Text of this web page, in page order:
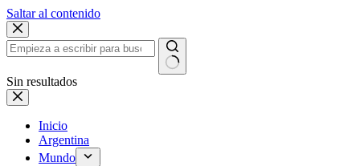
Saltar al contenido
Sin resultados
Inicio
Argentina
Mundo